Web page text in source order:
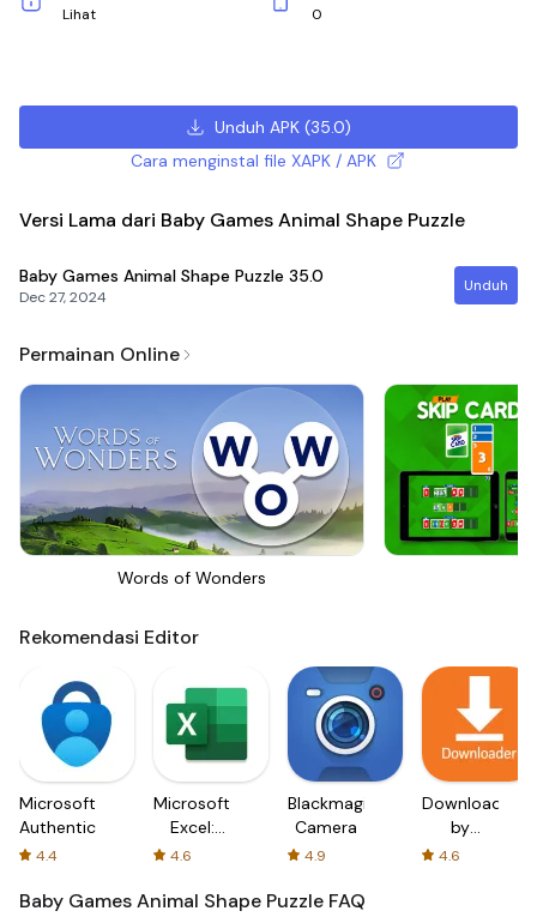
Lihat 0
Unduh APK(35.0)
Cara menginstal file XAPK / APK
Versi Lama dari Baby Games Animal Shape Puzzle
Baby Games Animal Shape Puzzle 35.0
Dec 27, 2024
Unduh
Permainan Online
Words of Wonders
Rekomendasi Editor
Microsoft
Authenticator
4.4
Microsoft
Excel:
Spreadsheets
4.6
Blackmagic
Camera
4.9
Downloader
by
AFTVnews
4.6
Baby Games Animal Shape Puzzle FAQ